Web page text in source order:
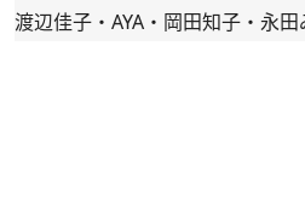
渡辺佳子・AYA・岡田知子・永